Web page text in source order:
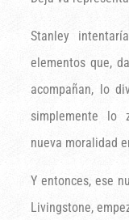
Stanley
elementos que,
acompañan, lo
simplemente lo
nueva moralidad
Y entonces, ese
Livingstone,